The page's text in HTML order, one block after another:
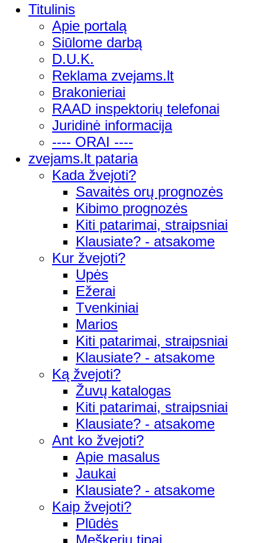
Titulinis
Apie portalą
Siūlome darbą
D.U.K.
Reklama zvejams.lt
Brakonieriai
RAAD inspektorių telefonai
Juridinė informacija
---- ORAI ----
zvejams.lt pataria
Kada žvejoti?
Savaitės orų prognozės
Kibimo prognozės
Kiti patarimai, straipsniai
Klausiate? - atsakome
Kur žvejoti?
Upės
Ežerai
Tvenkiniai
Marios
Kiti patarimai, straipsniai
Klausiate? - atsakome
Ką žvejoti?
Žuvų katalogas
Kiti patarimai, straipsniai
Klausiate? - atsakome
Ant ko žvejoti?
Apie masalus
Jaukai
Klausiate? - atsakome
Kaip žvejoti?
Plūdės
Meškerių tipai